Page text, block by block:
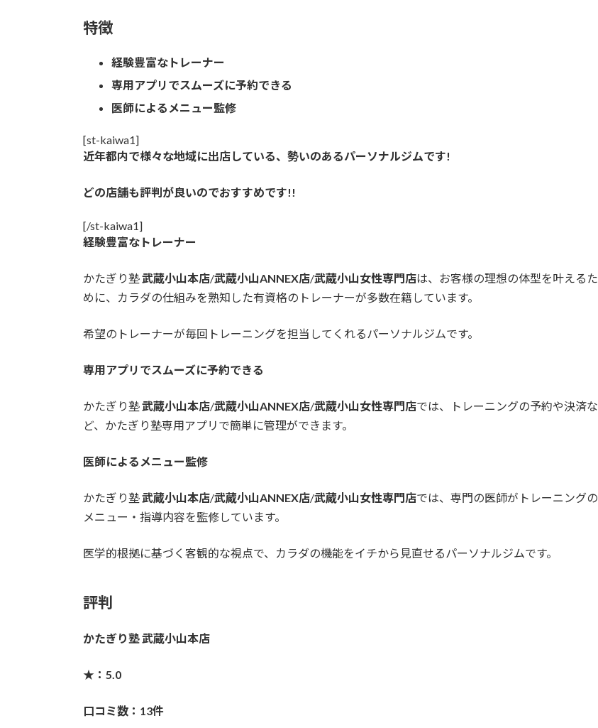
特徴
経験豊富なトレーナー
専用アプリでスムーズに予約できる
医師によるメニュー監修
[st-kaiwa1]
近年都内で様々な地域に出店している、勢いのあるパーソナルジムです!
どの店舗も評判が良いのでおすすめです!!
[/st-kaiwa1]
経験豊富なトレーナー
かたぎり塾武蔵小山本店/武蔵小山ANNEX店/武蔵小山女性専門店は、お客様の理想の体型を叶えるた
めに、カラダの仕組みを熟知した有資格のトレーナーが多数在籍しています。
希望のトレーナーが毎回トレーニングを担当してくれるパーソナルジムです。
専用アプリでスムーズに予約できる
かたぎり塾武蔵小山本店/武蔵小山ANNEX店/武蔵小山女性専門店では、トレーニングの予約や決済な
ど、かたぎり塾専用アプリで簡単に管理ができます。
医師によるメニュー監修
かたぎり塾武蔵小山本店/武蔵小山ANNEX店/武蔵小山女性専門店では、専門の医師がトレーニングの
メニュー・指導内容を監修しています。
医学的根拠に基づく客観的な視点で、カラダの機能をイチから見直せるパーソナルジムです。
評判
かたぎり塾 武蔵小山本店
★：5.0
口コミ数：13件